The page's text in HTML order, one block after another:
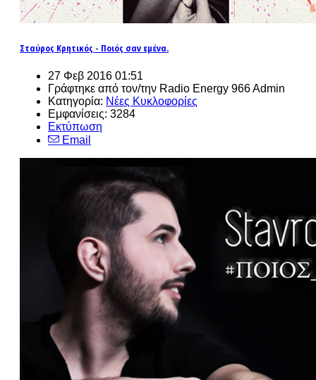
Σταύρος Κρητικός - Ποιός σαν εμένα.
27 Φεβ 2016 01:51
Γράφτηκε από τον/την Radio Energy 966 Admin
Κατηγορία: Νέες Κυκλοφορίες
Εμφανίσεις: 3284
Εκτύπωση
Email